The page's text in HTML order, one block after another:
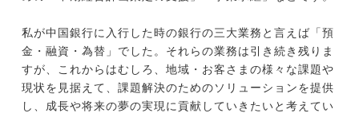
私が中国銀行に入行した時の銀行の三大業務と言えば「預
金・融資・為替」でした。それらの業務は引き続き残りま
すが、これからはむしろ、地域・お客さまの様々な課題や
現状を見据えて、課題解決のためのソリューションを提供
し、成長や将来の夢の実現に貢献していきたいと考えてい